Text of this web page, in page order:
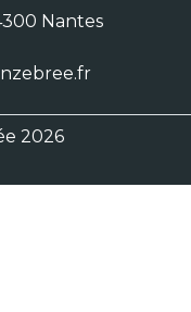
Nantes
2026